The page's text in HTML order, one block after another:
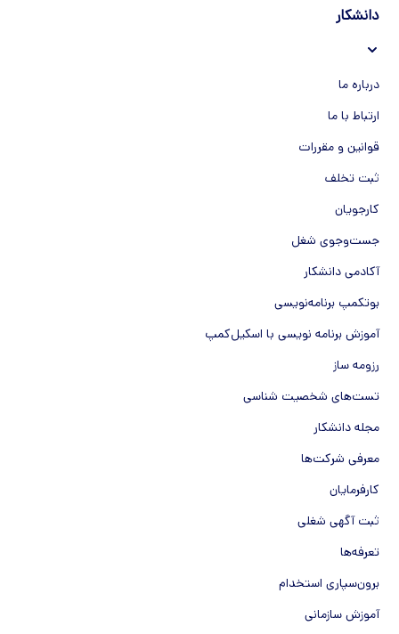
دانشکار
درباره ما
ارتباط با ما
قوانین و مقررات
ثبت تخلف
کارجویان
جست‌و‌جوی شغل
آکادمی دانشکار
بوتکمپ برنامه‌نویسی
آموزش برنامه نویسی با اسکیل‌کمپ
رزومه ساز
تست‌های شخصیت شناسی
مجله دانشکار
معرفی شرکت‌ها
کارفرمایان
ثبت آگهی شغلی
تعرفه‌ها
برون‌سپاری استخدام
آموزش سازمانی